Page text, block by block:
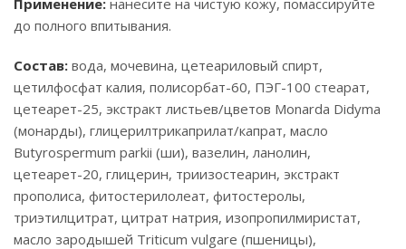
Применение: нанесите на чистую кожу, помассируйте
до полного впитывания.
Состав: вода, мочевина, цетеариловый спирт,
цетилфосфат калия, полисорбат-60, ПЭГ-100 стеарат,
цетеарет-25, экстракт листьев/цветов Monarda Didyma
(монарды), глицерилтрикаприлат/капрат, масло
Butyrospermum parkii (ши), вазелин, ланолин,
цетеарет-20, глицерин, триизостеарин, экстракт
прополиса, фитостерилолеат, фитостеролы,
триэтилцитрат, цитрат натрия, изопропилмиристат,
масло зародышей Triticum vulgare (пшеницы),